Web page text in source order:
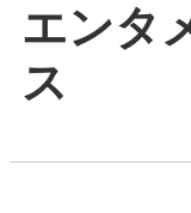
エンタ
ス